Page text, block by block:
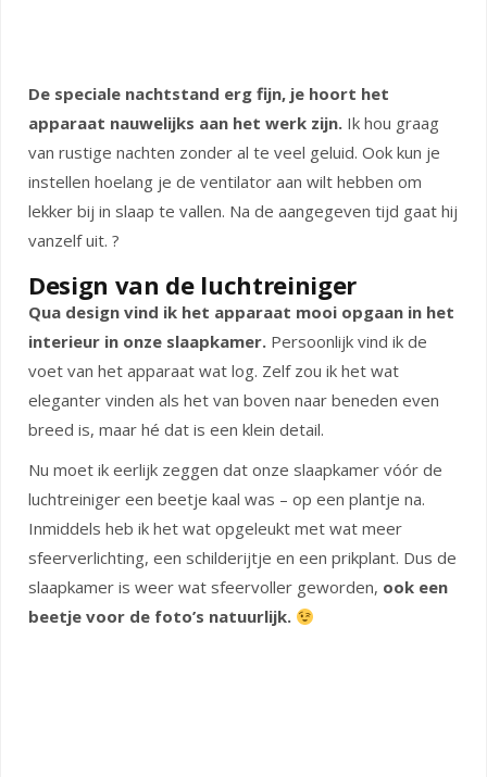
De speciale nachtstand erg fijn, je hoort het
apparaat nauwelijks aan het werk zijn. Ik hou graag
van rustige nachten zonder al te veel geluid. Ook kun je
instellen hoelang je de ventilator aan wilt hebben om
lekker bij in slaap te vallen. Na de aangegeven tijd gaat hij
vanzelf uit. ?
Design van de luchtreiniger
Qua design vind ik het apparaat mooi opgaan in het
interieur in onze slaapkamer. Persoonlijk vind ik de
voet van het apparaat wat log. Zelf zou ik het wat
eleganter vinden als het van boven naar beneden even
breed is, maar hé dat is een klein detail.
Nu moet ik eerlijk zeggen dat onze slaapkamer vóór de
luchtreiniger een beetje kaal was – op een plantje na.
Inmiddels heb ik het wat opgeleukt met wat meer
sfeerverlichting, een schilderijtje en een prikplant. Dus de
slaapkamer is weer wat sfeervoller geworden, ook een
beetje voor de foto’s natuurlijk.